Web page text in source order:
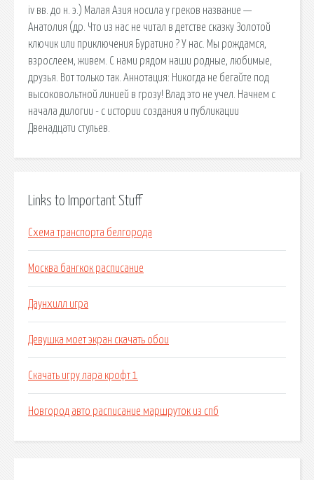
iv вв. до н. э.) Малая Азия носила у греков название —
Анатолия (др. Что из нас не читал в детстве сказку Золотой
ключик или приключения Буратино ? У нас. Мы рождамся,
взрослеем, живем. С нами рядом наши родные, любимые,
друзья. Вот только так. Аннотация: Никогда не бегайте под
высоковольтной линией в грозу! Влад это не учел. Начнем с
начала дилогии - с истории создания и публикации
Двенадцати стульев.
Links to Important Stuff
Схема транспорта белгорода
Москва бангкок расписание
Даунхилл игра
Девушка моет экран скачать обои
Скачать игру лара крофт 1
Новгород авто расписание маршруток из спб